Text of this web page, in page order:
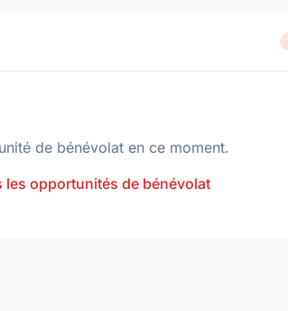
de bénévolat en ce moment.
les opportunités de bénévolat